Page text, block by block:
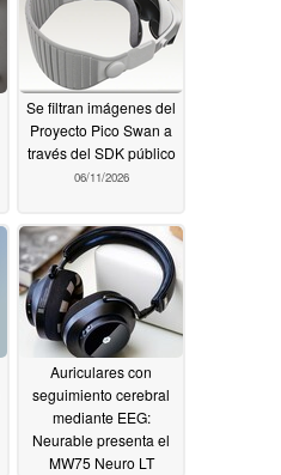
Se filtran imágenes del
Proyecto Pico Swan a
través del SDK público
06/11/2026
Auriculares con
seguimiento cerebral
mediante EEG:
Neurable presenta el
MW75 Neuro LT